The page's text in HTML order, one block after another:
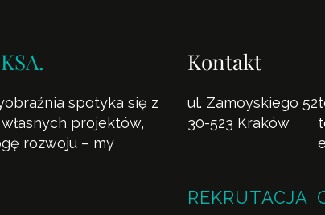
spotyka się z
projektów,
rozwoju – my
Kontakt
ul. Zamoyskiego 52
30-523 Kraków
REKRUTACJA